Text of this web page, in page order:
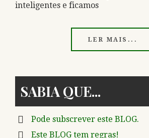
inteligentes e ficamos
LER MAIS...
SABIA QUE
Pode subscrever este BLOG.
Este BLOG tem regras!